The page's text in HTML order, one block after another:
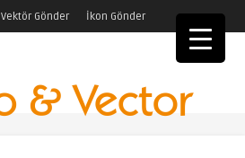
Vektör Gönder
İkon Gönder